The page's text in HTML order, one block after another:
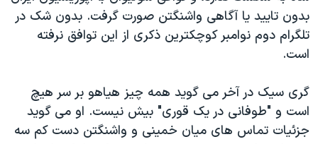
بدون تایید یا آگاهی واشنگتن صورت گرفت. بدون شک در
تلگرام دوم نوامبر کوچکترین ذکری از این توافق نرفته
است.
گری سیک در آخر می گوید همه چیز هیاهو بر سر هیچ
است و "طوفانی در یک قوری" بیش نیست. او می گوید
جزئیات تماس های میان خمینی و واشنگتن دست کم سه